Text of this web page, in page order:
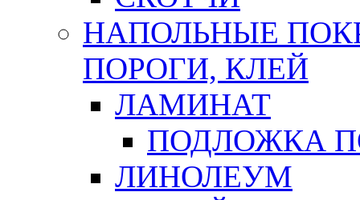
НАПОЛЬНЫЕ
ПОРОГИ, КЛЕЙ
ЛАМИНАТ
ПОДЛОЖКА
ЛИНОЛЕУМ